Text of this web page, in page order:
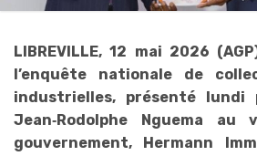
LIBREVILLE, 12 mai 2026
l’enquête nationale de
industrielles, présenté lundi
Jean‑Rodolphe Nguema au
gouvernement, Hermann